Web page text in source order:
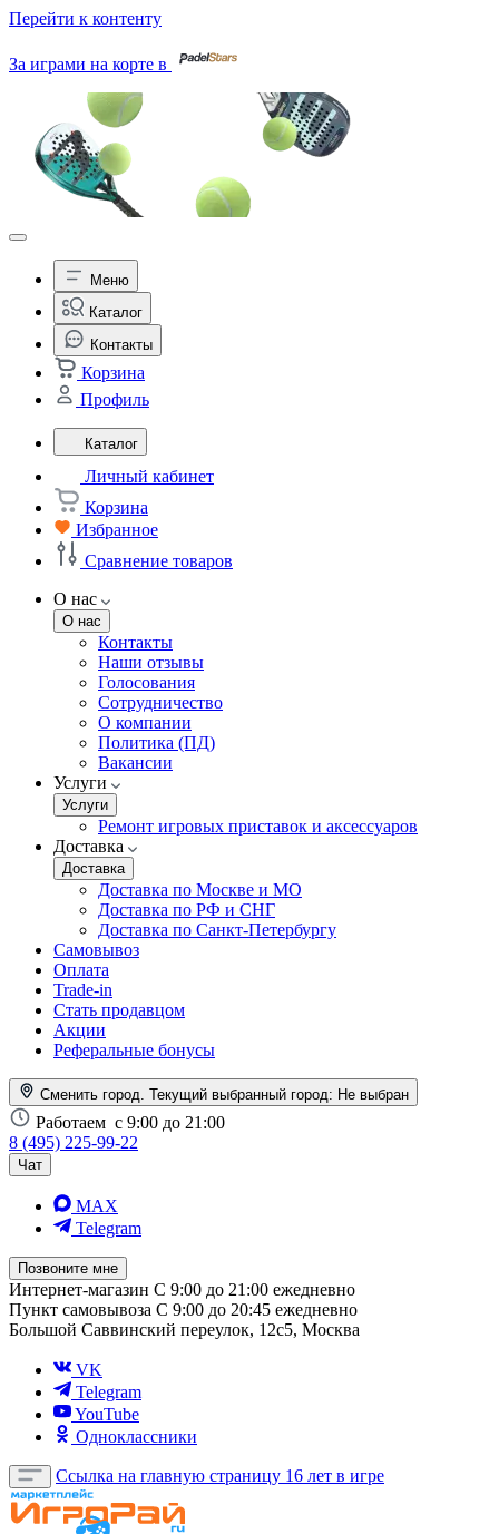
Перейти к контенту
За играми на корте в
Меню
Каталог
Контакты
Корзина
Профиль
Каталог
Личный кабинет
Корзина
Избранное
Сравнение товаров
О нас
О нас
Контакты
Наши отзывы
Голосования
Сотрудничество
О компании
Политика (ПД)
Вакансии
Услуги
Услуги
Ремонт игровых приставок и аксессуаров
Доставка
Доставка
Доставка по Москве и МО
Доставка по РФ и СНГ
Доставка по Санкт-Петербургу
Самовывоз
Оплата
Trade-in
Стать продавцом
Акции
Реферальные бонусы
Сменить город. Текущий выбранный город: Не выбран
Работаем с 9:00 до 21:00
8 (495) 225-99-22
Чат
MAX
Telegram
Позвоните мне
Интернет-магазин С 9:00 до 21:00 ежедневно
Пункт самовывоза С 9:00 до 20:45 ежедневно
Большой Саввинский переулок, 12с5, Москва
VK
Telegram
YouTube
Одноклассники
Ссылка на главную страницу 16 лет в игре